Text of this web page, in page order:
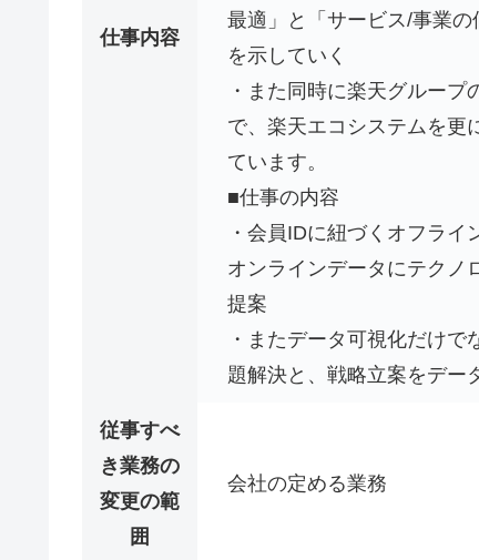
仕事内容
最適」と「サービス/事業
を示していく
・また同時に楽天グルー
で、楽天エコシステムを更
ています。
■仕事の内容
・会員IDに紐づくオフラ
オンラインデータにテクノ
提案
・またデータ可視化だけ
題解決と、戦略立案をデー
従事すべ
き業務の
変更の範
囲
会社の定める業務